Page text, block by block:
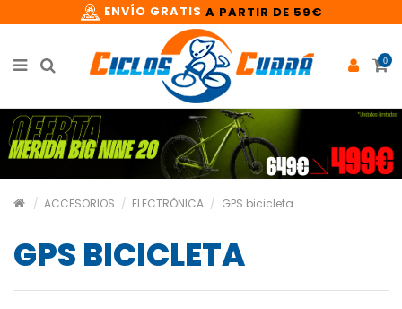
ENVÍO GRATIS A PARTIR DE 59€
0
ACCESORIOS ELECTRÓNICA GPS bicicleta
GPS BICICLETA